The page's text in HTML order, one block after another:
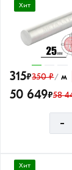
Хит
315₽350 ₽/ м
50 649₽58
-
Хит